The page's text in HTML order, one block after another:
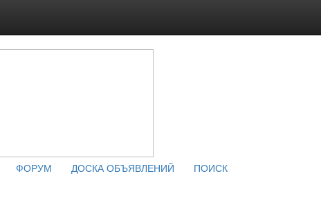
ФОРУМ ДОСКА ОБЪЯВЛЕНИЙ
ПОИСК